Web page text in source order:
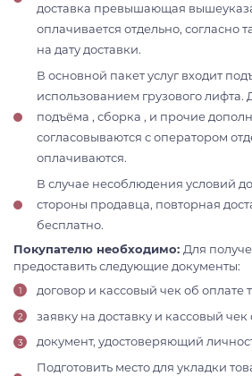
доставка превышающая
оплачивается отдельно,
на дату доставки.
В основной пакет услуг входит
использованием грузового лифта.
подъёма , сборка , и прочие
согласовываются с оператором
оплачиваются.
В случае несоблюдения условий
стороны продавца, повторная
бесплатно.
Покупателю необходимо: Для
предоставить следующие документы:
договор и кассовый чек об оплате
заявку на доставку и кассовый чек
документ, удостоверяющий
Подготовить место для укладки